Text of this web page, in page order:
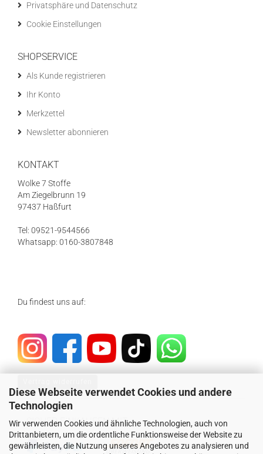
Diese Webseite verwendet Cookies und andere
Technologien
Wir verwenden Cookies und ähnliche Technologien, auch von
Drittanbietern, um die ordentliche Funktionsweise der Website zu
gewährleisten, die Nutzung unseres Angebotes zu analysieren und
Privatsphäre und Datenschutz
Cookie Einstellungen
SHOPSERVICE
Als Kunde registrieren
Ihr Konto
Merkzettel
Newsletter abonnieren
KONTAKT
Wolke 7 Stoffe
Am Ziegelbrunn 19
97437 Haßfurt
Tel: 09521-9544566
Whatsapp: 0160-3807848
Du findest uns auf:
SICHER EINKAUFEN MIT